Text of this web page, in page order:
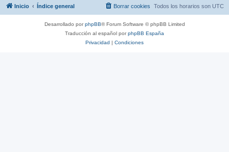
Inicio Índice general Todos los horarios son UTC
Borrar cookies
Desarrollado porphpBB® Forum Software © phpBB Limited
Traducción al español porphpBB España
Privacidad | Condiciones